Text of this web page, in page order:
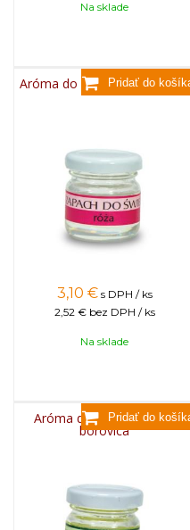
Na sklade
Aróma do sviečok, 25g - ruža
3,10 € s DPH / ks
2,52 € bez DPH / ks
Na sklade
Aróma do sviečok, 25g -
borovica